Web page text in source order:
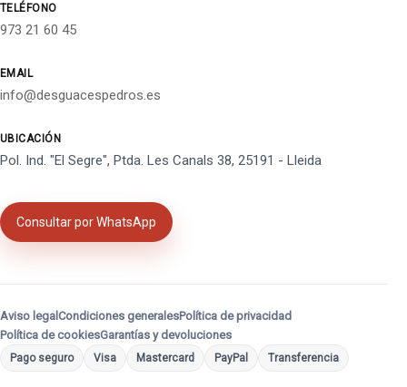
TELÉFONO
973 21 60 45
EMAIL
info@desguacespedros.es
UBICACIÓN
Pol. Ind. "El Segre", Ptda. Les Canals 38, 25191 - Lleida
Consultar por WhatsApp
Aviso legal Condiciones generalesPolítica de privacidad
Política de cookiesGarantías y devoluciones
Pago seguro Visa Mastercard PayPal Transferencia